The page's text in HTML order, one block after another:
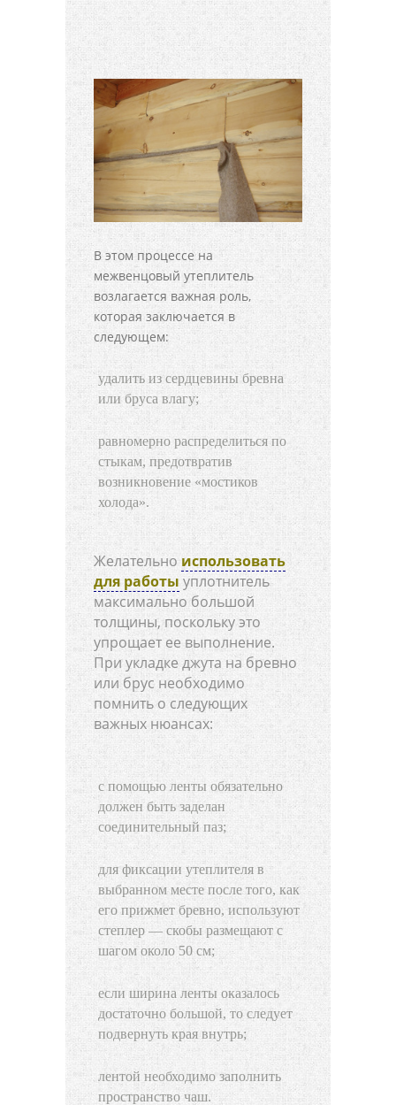
В этом процессе на
межвенцовый утеплитель
возлагается важная роль,
которая заключается в
следующем:
удалить из сердцевины бревна
или бруса влагу;
равномерно распределиться по
стыкам, предотвратив
возникновение «мостиков
холода».
Желательно использовать
для работы уплотнитель
максимально большой
толщины, поскольку это
упрощает ее выполнение.
При укладке джута на бревно
или брус необходимо
помнить о следующих
важных нюансах:
с помощью ленты обязательно
должен быть заделан
соединительный паз;
для фиксации утеплителя в
выбранном месте после того, как
его прижмет бревно, используют
степлер — скобы размещают с
шагом около 50 см;
если ширина ленты оказалось
достаточно большой, то следует
подвернуть края внутрь;
лентой необходимо заполнить
пространство чаш.